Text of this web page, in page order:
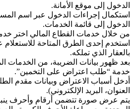
الدخول إلى موقع الأمانة.
استكمال إجراءات الدخول عبر اسم
الدخول إلى قائمة الخدمات.
من خلال خدمات القطاع المالي اختر
استخدم إحدى الطرق المتاحة للاستعلام
بالعقار الذي تملكه.
بعد ظهور بيانات الضريبة، من الخدمات
خدمة “طلب اعتراض على التخمين”.
أدخل أسباب الاعتراض وبيانات مقدم
العنوان، البريد الإلكتروني).
يتم عرض صورة تتضمن أرقام وأحرف